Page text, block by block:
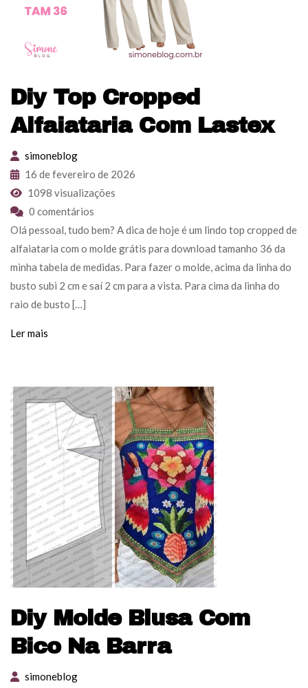
Diy Top Cropped
Alfaiataria Com Lastex
simoneblog
16 de fevereiro de 2026
1098 visualizações
0 comentários
Olá pessoal, tudo bem? A dica de hoje é um lindo top cropped de
alfaiataria com o molde grátis para download tamanho 36 da
minha tabela de medidas. Para fazer o molde, acima da linha do
busto subi 2 cm e saí 2 cm para a vista. Para cima da linha do
raio de busto […]
Ler mais
Diy Molde Blusa Com
Bico Na Barra
simoneblog